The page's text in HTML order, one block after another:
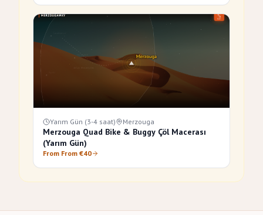
Yarım Gün (3-4 saat) Merzouga
Merzouga Quad Bike & Buggy Çöl Macerası
(Yarım Gün)
From From €40